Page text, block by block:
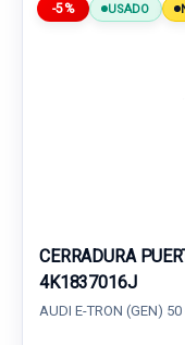
-5% USADO
CERRADURA
4K1837016J
AUDI E-TRON (GEN) 50